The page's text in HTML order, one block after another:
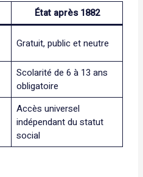
État après 1882
Gratuit, public et neutre
Scolarité de 6 à 13 ans
obligatoire
Accès universel
indépendant du statut
social